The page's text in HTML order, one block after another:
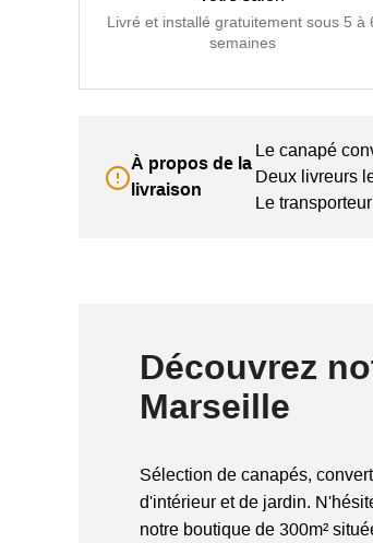
Livré et installé gratuitement sous 5 à
semaines
À propos de la
livraison
Le canapé
Deux livreurs
Le
Découvrez
Marseille
Sélection de canapés,
d'intérieur et de jardin.
notre boutique de 300m²